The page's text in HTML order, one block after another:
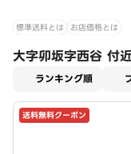
標準送料とは お店価格とは
大字卯坂字西谷 付
ランキング順
送料無料クーポン